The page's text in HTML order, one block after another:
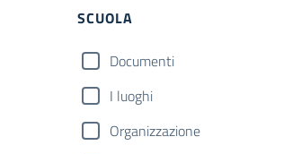
Filtri
SCUOLA
Documenti
I luoghi
Organizzazione